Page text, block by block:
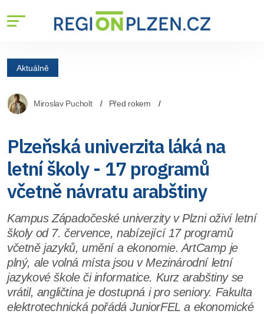
Aktuálně
Miroslav Pucholt Před rokem
Plzeňská univerzita láká na
letní školy - 17 programů
včetně návratu arabštiny
Kampus Západočeské univerzity v Plzni oživí letní
školy od 7. července, nabízející 17 programů
včetně jazyků, umění a ekonomie. ArtCamp je
plný, ale volná místa jsou v Mezinárodní letní
jazykové škole či informatice. Kurz arabštiny se
vrátil, angličtina je dostupná i pro seniory. Fakulta
elektrotechnická pořádá JuniorFEL a ekonomické